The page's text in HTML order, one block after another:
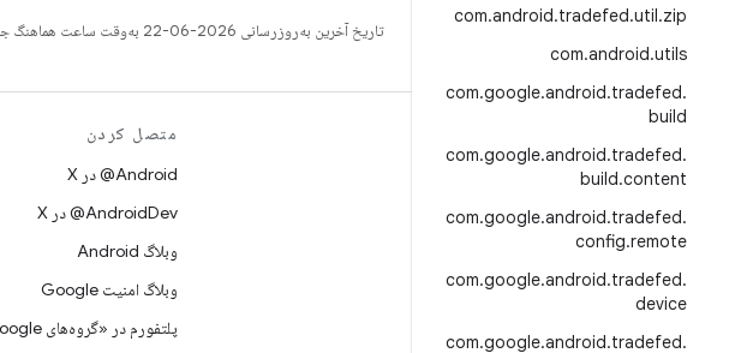
com.android.tradefed.util.zip
com.android.utils
com.google.android.tradefed.
build
com.google.android.tradefed.
build.content
com.google.android.tradefed.
config.remote
com.google.android.tradefed.
device
com.google.android.tradefed.
تاریخ آخرین به‌روزرسانی 2026-06-22 به‌وقت ساعت هماهنگ جهانی.
مخزن Android
الزامات
بارگیری
پیش‌نمایش کدهای دودویی
متصل کردن
‫‎@Android در X
‫‎@AndroidDev در X
وبلاگ Android
وبلاگ امنیت Google
پلتفورم در «گروه‌های Google»